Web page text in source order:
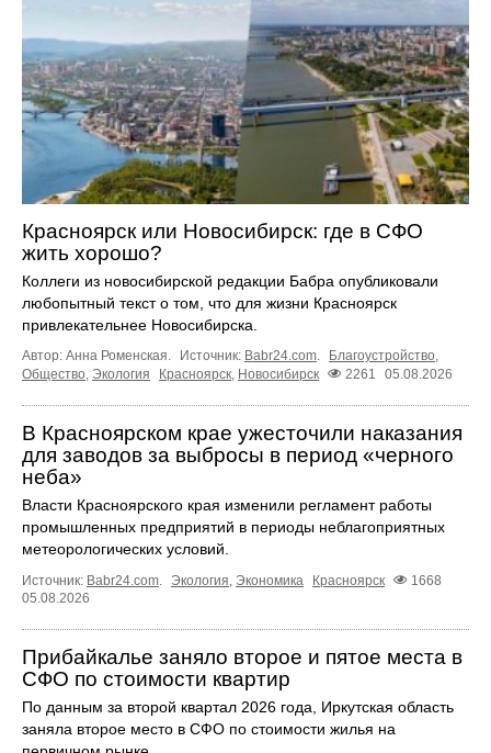
Красноярск или Новосибирск: где в СФО
жить хорошо?
Коллеги из новосибирской редакции Бабра опубликовали
любопытный текст о том, что для жизни Красноярск
привлекательнее Новосибирска.
Автор: Анна Роменская. Источник: Babr24.com Благоустройство
Общество Экология Красноярск Новосибирск 2261 05.08.2026
В Красноярском крае ужесточили наказания
для заводов за выбросы в период «черного
неба»
Власти Красноярского края изменили регламент работы
промышленных предприятий в периоды неблагоприятных
метеорологических условий.
Источник: Babr24.com. Экология, Экономика Красноярск
1668
05.08.2026
Прибайкалье заняло второе и пятое места в
СФО по стоимости квартир
По данным за второй квартал 2026 года, Иркутская область
заняла второе место в СФО по стоимости жилья на